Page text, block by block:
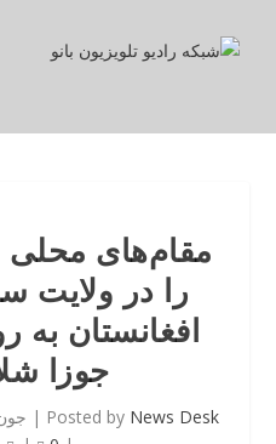
مقام‌های محلی
را در ولایت
جوزا
Posted by News Desk
| جون 5,